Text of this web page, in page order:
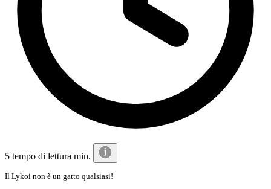
5 tempo di lettura min.
Il Lykoi non è un gatto qualsiasi!